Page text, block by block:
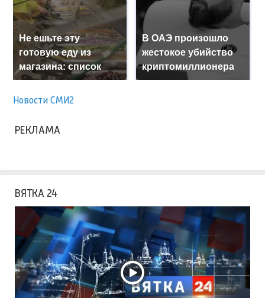
Не ешьте эту
готовую еду из
магазина: список
В ОАЭ произошло
жестокое убийство
криптомиллионера
Новости СМИ2
РЕКЛАМА
ВЯТКА 24